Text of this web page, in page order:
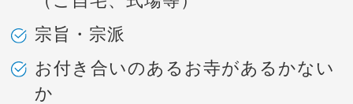
宗旨・宗派
お付き合いのあるお寺があるかない
か